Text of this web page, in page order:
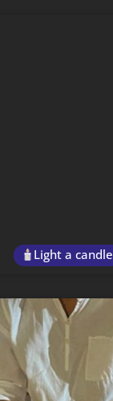
Light a candle